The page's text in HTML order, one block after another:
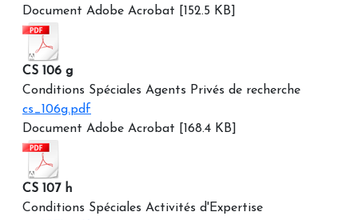
Document Adobe Acrobat [152.5 KB]
CS 106 g
Conditions Spéciales Agents Privés de recherche
cs_106g.pdf
Document Adobe Acrobat [168.4 KB]
CS 107 h
Conditions Spéciales Activités d'Expertise